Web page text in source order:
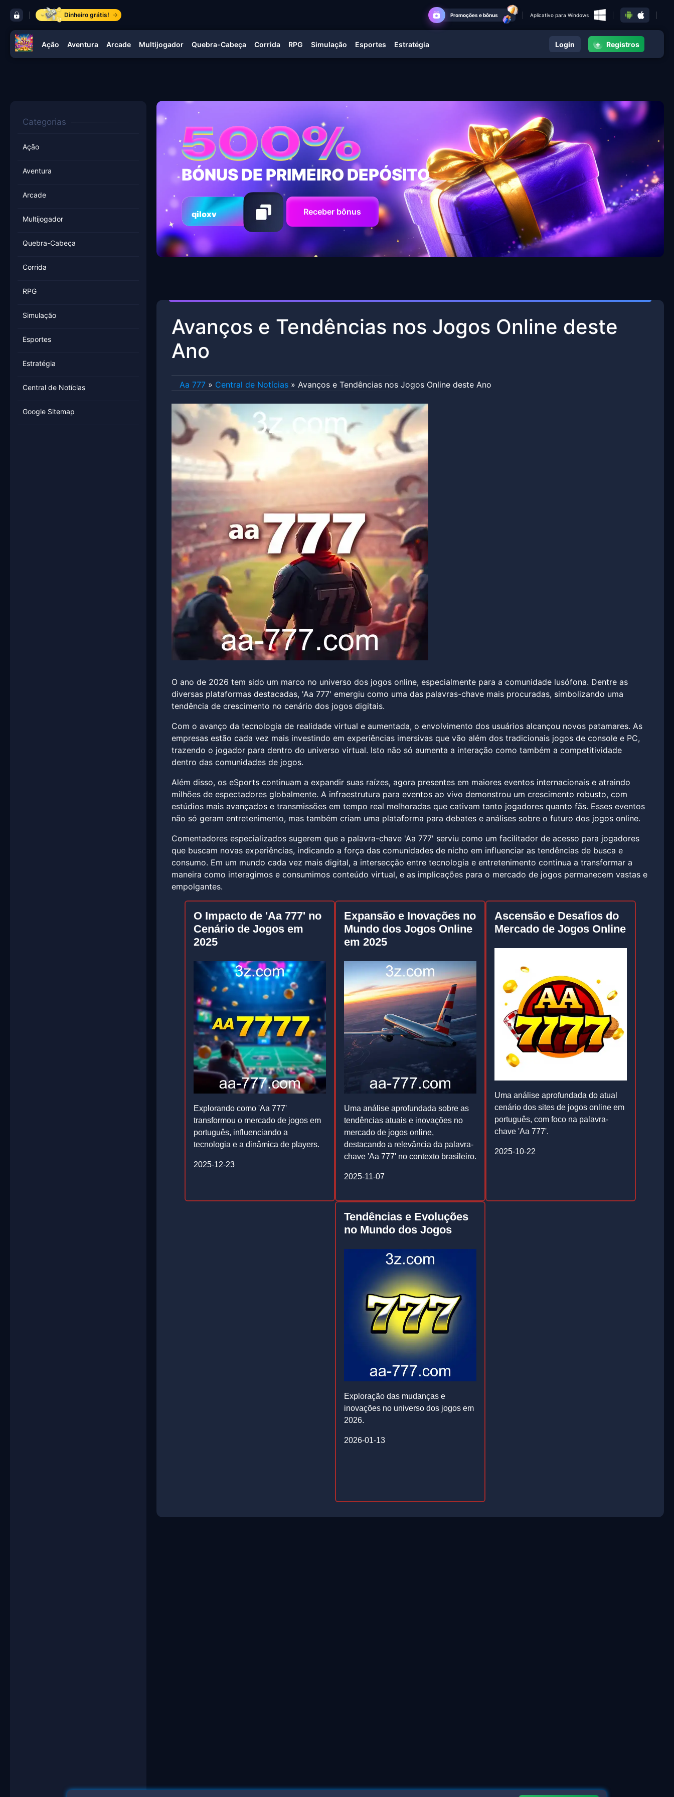
barra de controles Aa 777
Dinheiro grátis! Promoções e bônus Aplicativo para Windows
navegação Aa 777
Ação Aventura Arcade Multijogador Quebra-Cabeça Corrida RPG Simulação Esportes Estratégia Login + Registros
Categorias
Ação
Aventura
Arcade
Multijogador
Quebra-Cabeça
Corrida
RPG
Simulação
Esportes
Estratégia
Central de Notícias
Google Sitemap
BÓNUS DE PRIMEIRO DEPÓSITO
qiloxv Receber bônus
Avanços e Tendências nos Jogos Online deste
Ano
Aa 777 » Central de Notícias » Avanços e Tendências nos Jogos Online deste Ano
O ano de 2026 tem sido um marco no universo dos jogos online, especialmente para a comunidade lusófona. Dentre as
diversas plataformas destacadas, 'Aa 777' emergiu como uma das palavras-chave mais procuradas, simbolizando uma
tendência de crescimento no cenário dos jogos digitais.
Com o avanço da tecnologia de realidade virtual e aumentada, o envolvimento dos usuários alcançou novos patamares. As
empresas estão cada vez mais investindo em experiências imersivas que vão além dos tradicionais jogos de console e PC,
trazendo o jogador para dentro do universo virtual. Isto não só aumenta a interação como também a competitividade
dentro das comunidades de jogos.
Além disso, os eSports continuam a expandir suas raízes, agora presentes em maiores eventos internacionais e atraindo
milhões de espectadores globalmente. A infraestrutura para eventos ao vivo demonstrou um crescimento robusto, com
estúdios mais avançados e transmissões em tempo real melhoradas que cativam tanto jogadores quanto fãs. Esses eventos
não só geram entretenimento, mas também criam uma plataforma para debates e análises sobre o futuro dos jogos online.
Comentadores especializados sugerem que a palavra-chave 'Aa 777' serviu como um facilitador de acesso para jogadores
que buscam novas experiências, indicando a força das comunidades de nicho em influenciar as tendências de busca e
consumo. Em um mundo cada vez mais digital, a intersecção entre tecnologia e entretenimento continua a transformar a
maneira como interagimos e consumimos conteúdo virtual, e as implicações para o mercado de jogos permanecem vastas e
empolgantes.
O Impacto de 'Aa 777' no
Cenário de Jogos em
2025
Explorando como 'Aa 777'
transformou o mercado de jogos em
português, influenciando a
tecnologia e a dinâmica de players.
2025-12-23
Expansão e Inovações no
Mundo dos Jogos Online
em 2025
Uma análise aprofundada sobre as
tendências atuais e inovações no
mercado de jogos online,
destacando a relevância da palavra-
chave 'Aa 777' no contexto brasileiro.
2025-11-07
Ascensão e Desafios do
Mercado de Jogos Online
Uma análise aprofundada do atual
cenário dos sites de jogos online em
português, com foco na palavra-
chave 'Aa 777'.
2025-10-22
Tendências e Evoluções
no Mundo dos Jogos
Exploração das mudanças e
inovações no universo dos jogos em
2026.
2026-01-13